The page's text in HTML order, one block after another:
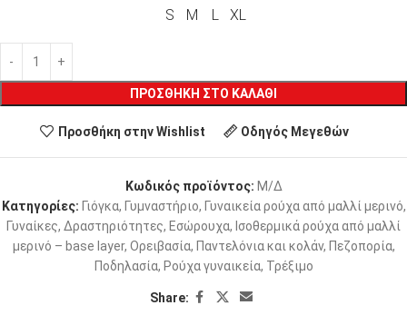
S
M L XL
ΠΡΟΣΘΉΚΗ ΣΤΟ ΚΑΛΆΘΙ
Προσθήκη στην Wishlist Οδηγός Μεγεθών
Κωδικός προϊόντος: Μ/Δ
Κατηγορίες: Γιόγκα, Γυμναστήριο, Γυναικεία ρούχα από μαλλί μερινό,
Γυναίκες, Δραστηριότητες, Εσώρουχα, Ισοθερμικά ρούχα από μαλλί
μερινό – base layer, Ορειβασία, Παντελόνια και κολάν, Πεζοπορία,
Ποδηλασία, Ρούχα γυναικεία, Τρέξιμο
Share: